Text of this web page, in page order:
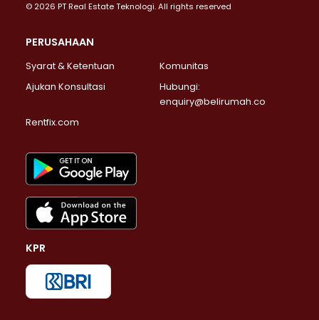
© 2026 PT Real Estate Teknologi. All rights reserved
PERUSAHAAN
Syarat & Ketentuan
Komunitas
Ajukan Konsultasi
Hubungi:
enquiry@belirumah.co
Rentfix.com
KPR